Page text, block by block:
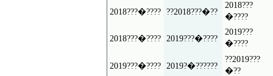
2018???�???? ??2018???�??
2018???
�????
2018???�???? 2019???�????
2019???
�????
2019???�???? 2019?�??????
??2019???
�??